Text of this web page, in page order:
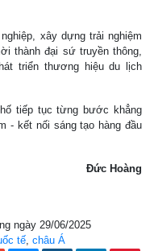
xây dựng trải nghiệm
thành đại sứ truyền thông,
triển thương hiệu du lịch
tiếp tục từng bước khẳng
- kết nối sáng tạo hàng đầu
Đức Hoàng
ngày 29/06/2025
tế châu Á